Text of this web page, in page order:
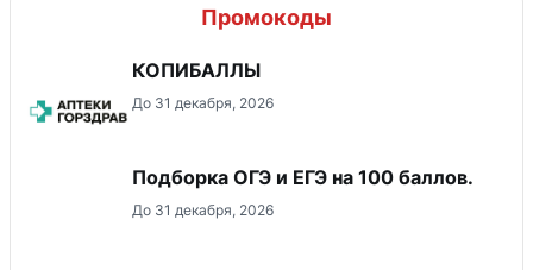
Промокоды
КОПИБАЛЛЫ
До 31 декабря, 2026
Подборка ОГЭ и ЕГЭ на 100 баллов.
До 31 декабря, 2026